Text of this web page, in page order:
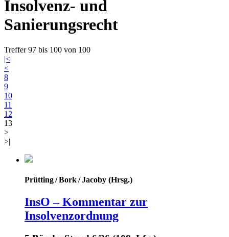
Insolvenz- und
Sanierungsrecht
Treffer 97 bis 100 von 100
|<
<
8
9
10
11
12
13
>
>|
Prütting / Bork / Jacoby (Hrsg.)
InsO – Kommentar zur
Insolvenzordnung